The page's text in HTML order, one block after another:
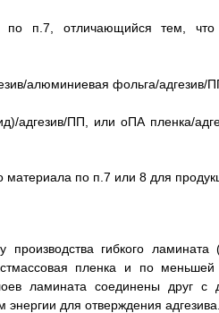
по п.7, отличающийся тем,
алюминиевая фольга/адгезив/
адгезив/ПП, или оПА пленка/
по п.7 или 8 для
гибкого ламината
пленка и по меньшей
ламината соединены друг с
энергии для отверждения адгезива.